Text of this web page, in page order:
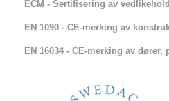
ECM - Sertifisering av
EN 1090 - CE-merking av
EN 16034 - CE-merking av